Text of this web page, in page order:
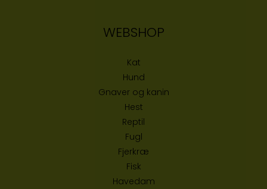
WEBSHOP
Kat
Hund
Gnaver og kanin
Hest
Reptil
Fugl
Fjerkræ
Fisk
Havedam